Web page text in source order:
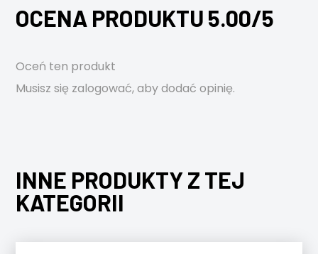
OCENA PRODUKTU 5.00/5
Oceń ten produkt
Musisz się zalogować, aby dodać opinię.
INNE PRODUKTY Z TEJ
KATEGORII